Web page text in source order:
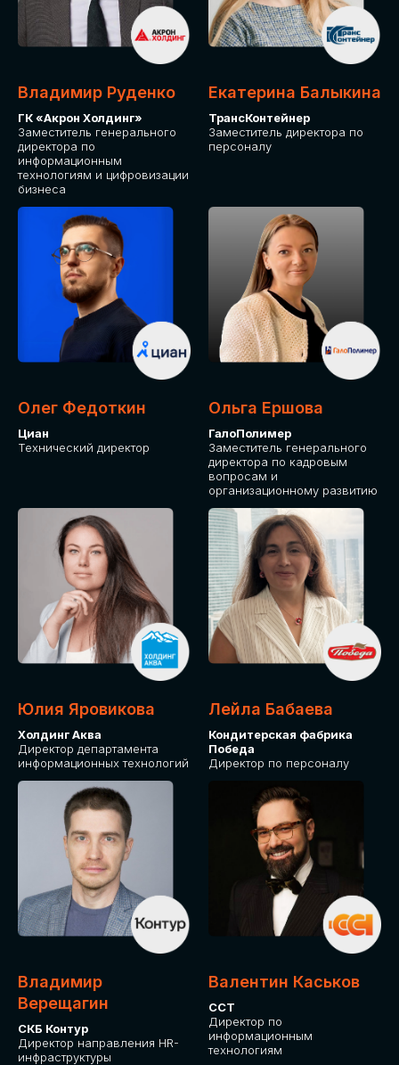
Владимир Руденко
ГК «Акрон Холдинг»
Заместитель генерального
директора по
информационным
технологиям и цифровизации
бизнеса
Екатерина Балыкина
ТрансКонтейнер
Заместитель директора по
персоналу
Олег Федоткин
Циан
Технический директор
Ольга Ершова
ГалоПолимер
Заместитель генерального
директора по кадровым
вопросам и
организационному развитию
Юлия Яровикова
Холдинг Аква
Директор департамента
информационных технологий
Лейла Бабаева
Кондитерская фабрика
Победа
Директор по персоналу
Владимир
Верещагин
СКБ Контур
Директор направления HR-
инфраструктуры
Валентин Каськов
ССТ
Директор по
информационным
технологиям